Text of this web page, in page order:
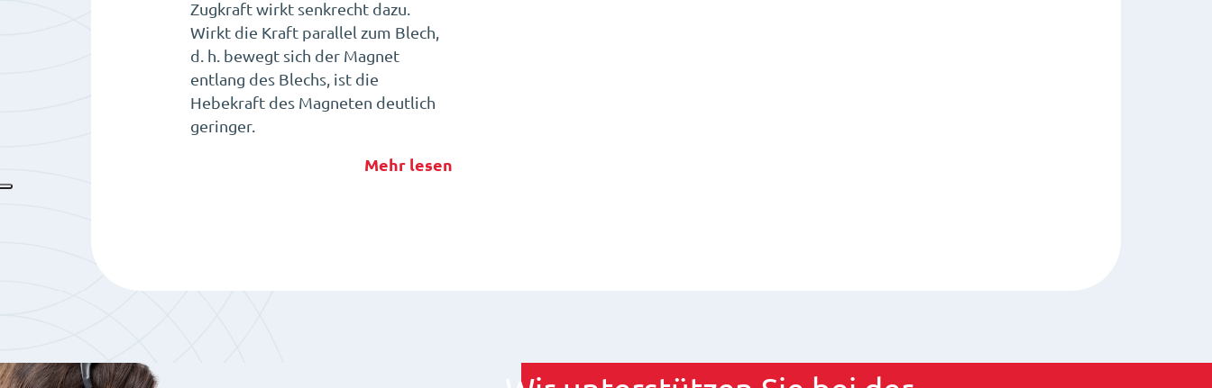
Zugkraft wirkt senkrecht dazu.
Wirkt die Kraft parallel zum Blech,
d. h. bewegt sich der Magnet
entlang des Blechs, ist die
Hebekraft des Magneten deutlich
geringer.
Mehr lesen